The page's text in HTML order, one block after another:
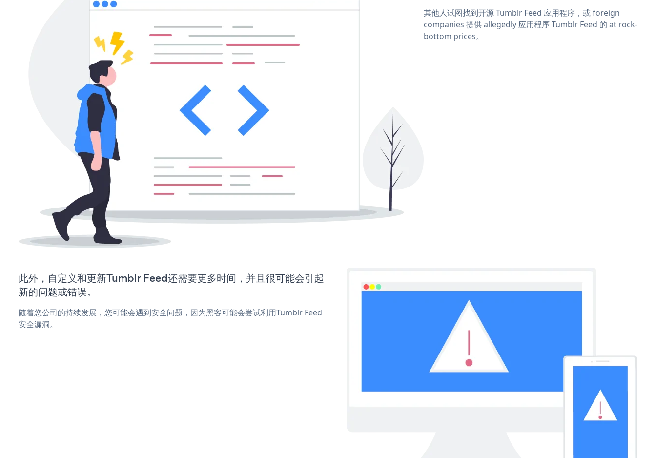
其他人试图找到开源 Tumblr Feed 应用程序，或 foreign
companies 提供 allegedly 应用程序 Tumblr Feed 的 at rock-
bottom prices。
此外，自定义和更新Tumblr Feed还需要更多时间，并且很可能会引起
新的问题或错误。
随着您公司的持续发展，您可能会遇到安全问题，因为黑客可能会尝试利用Tumblr Feed
安全漏洞。